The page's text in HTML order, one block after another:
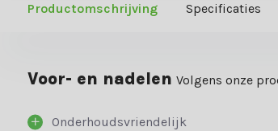
Productomschrijving Specificaties
Voor- en nadelen Volgens onze
Onderhoudsvriendelijk